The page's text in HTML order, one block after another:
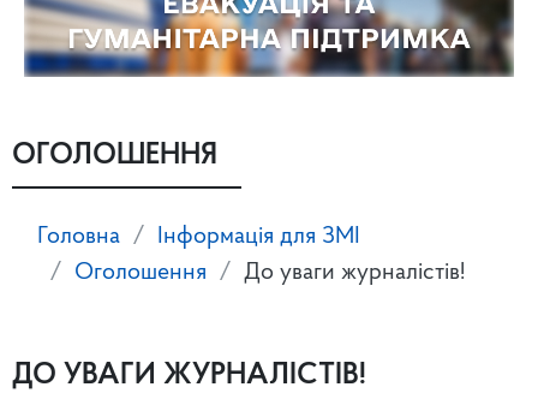
ОГОЛОШЕННЯ
Головна
Інформація для ЗМІ
Оголошення
До уваги журналістів!
ДО УВАГИ ЖУРНАЛІСТІВ!